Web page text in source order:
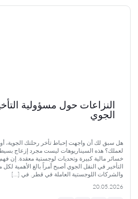
النزاعات حول مسؤولية
الجوي
هل سبق لك أن واجهت إحباط تأخر رحلتك الجوية،
لعملك؟ هذه السيناريوهات ليست مجرد إزعاج
خسائر مالية كبيرة وتحديات لوجستية معقدة. إن
التأخير في النقل الجوي أصبح أمراً بالغ الأهمية
والشركات اللوجستية العاملة في قطر. في […]
20.05.2026